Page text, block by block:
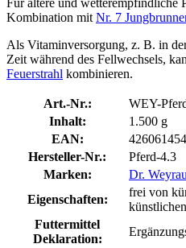
Kombination mit Nr. 7
Als Vitaminversorgung, z. B. in
Zeit während des Fellwechsels,
Feuerstrahl kombinieren.
Art.-Nr.:
WEY-
Inhalt:
1.500 g
EAN:
Hersteller-Nr.:
Pferd-4.3
Marken:
Dr.
Eigenschaften:
frei von
Futtermittel
Deklaration: